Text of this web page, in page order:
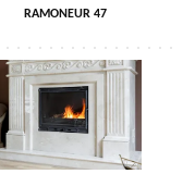
RAMONEUR 47